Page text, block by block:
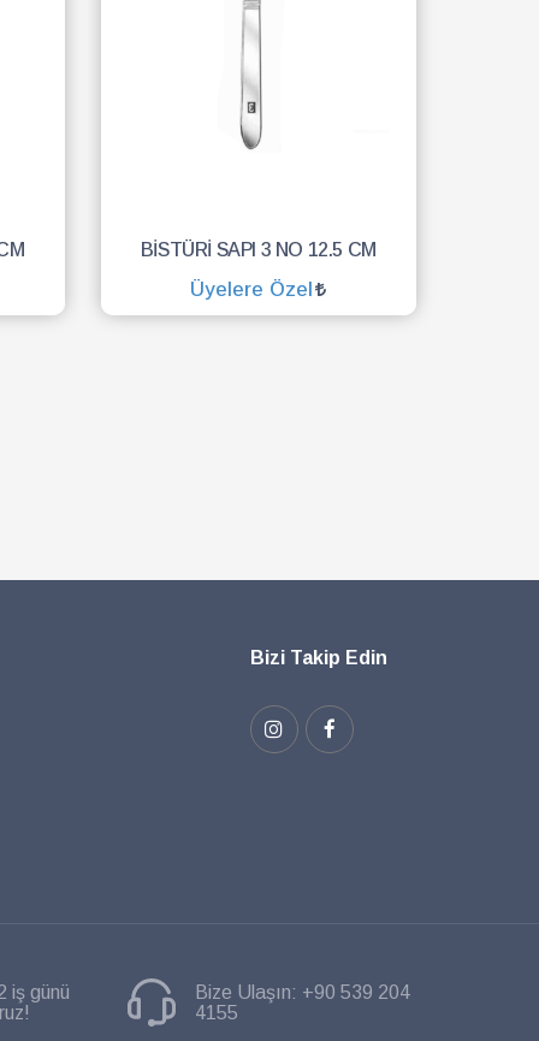
BİSTÜRİ SAPI 3 NO 12.5 CM
Üyelere Özel
Bizi Takip Edin
iş günü
Bize Ulaşın: +90 539 204
4155